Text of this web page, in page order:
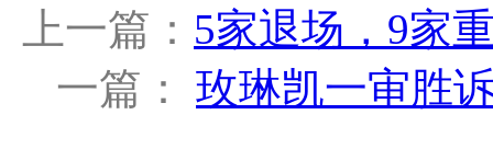
上一篇： 5家退场，9家
一篇： 玫琳凯一审胜